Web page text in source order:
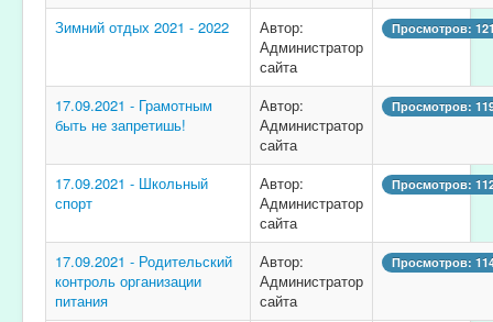
Зимний отдых 2021 - 2022
Автор:
Администратор
сайта
Просмотров:
17.09.2021 - Грамотным
быть не запретишь!
Автор:
Администратор
сайта
Просмотров:
17.09.2021 - Школьный
спорт
Автор:
Администратор
сайта
Просмотров:
17.09.2021 - Родительский
контроль организации
питания
Автор:
Администратор
сайта
Просмотров: